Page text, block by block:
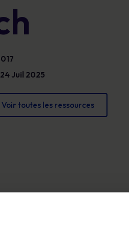
vos actions,
des
que vous
Juil 2025
Voir toutes les ressources
Exchange à Munich, qui aura